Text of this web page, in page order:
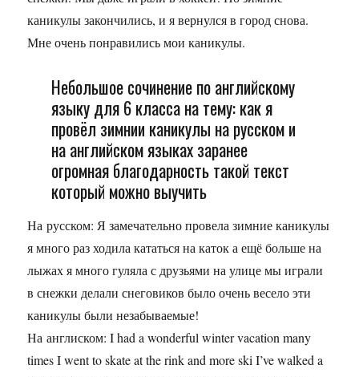
каникулы закончились, и я вернулся в город снова.
Мне очень понравились мои каникулы.
Небольшое сочинение по английскому
языку для 6 класса на тему: как я
провёл зимнии каникулы на русском и
на английском языках заранее
огромная благодарность такой текст
который можно выучить
На русском: Я замечательно провела зимние каникулы
я много раз ходила кататься на каток а ещё больше на
лыжах я много гуляла с друзьями на улице мы играли
в снежки делали снеговиков было очень весело эти
каникулы были незабываемые!
На англиском: I had a wonderful winter vacation many
times I went to skate at the rink and more ski I’ve walked a